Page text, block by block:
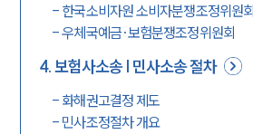
- 한국소비자원 소비자분쟁조정위원회
-우체국예금·보험분쟁조정위원회
4.보험사소송 | 민사소송 절차
- 화해권고결정 제도
- 민사조정절차 개요